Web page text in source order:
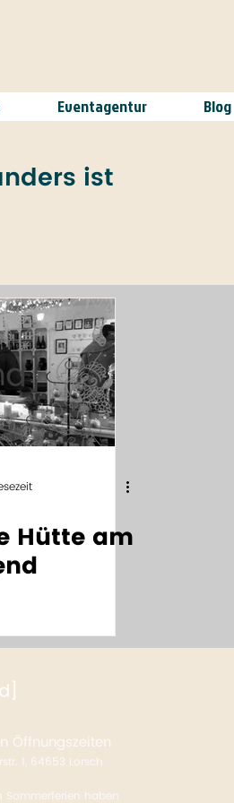
Eventagentur Blog
ist
Hütte am
Öffnungszeiten
1, 64653 Lorsch
Sommerferien haben